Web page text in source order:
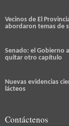
Vecinos de El
abordaron temas de
Senado: el Gobierno
quitar otro capítulo
Nuevas evidencias
lácteos
Contáctenos